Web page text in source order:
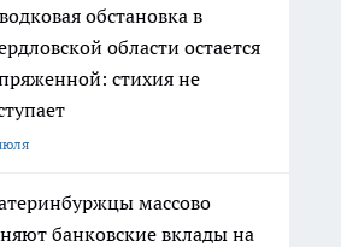
обстановка в
области остается
стихия не
массово
банковские вклады на